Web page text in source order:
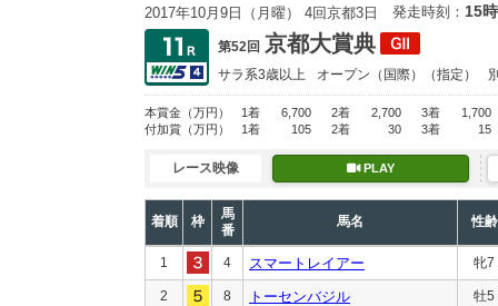
2017年10月9日（月曜） 4回京都3日 発走時刻： 15
第52回 京都大賞典
サラ系3歳以上 オープン （国際）（指定）
本賞金 （万円） 1着 6,700 2着 2,700 3着
1,700
付加賞 （万円） 1着 105 2着 30 3着 15
レース映像 PLAY
着順 枠
馬
番
馬名 性齢
1 4 スマートレイアー 牝7
2 8 トーセンバジル 牡5